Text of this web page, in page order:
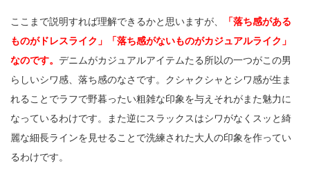
ここまで説明すれば理解できるかと思いますが、
「落ち感がある
ものがドレスライク」「落ち感がないものがカジュアルライク」
なのです。 デニムがカジュアルアイテムたる所以の一つがこの男
らしいシワ感、落ち感のなさです。クシャクシャとシワ感が生ま
れることでラフで野暮ったい粗雑な印象を与えそれがまた魅力に
なっているわけです。また逆にスラックスはシワがなくスッと綺
麗な細長ラインを見せることで洗練された大人の印象を作ってい
るわけです。